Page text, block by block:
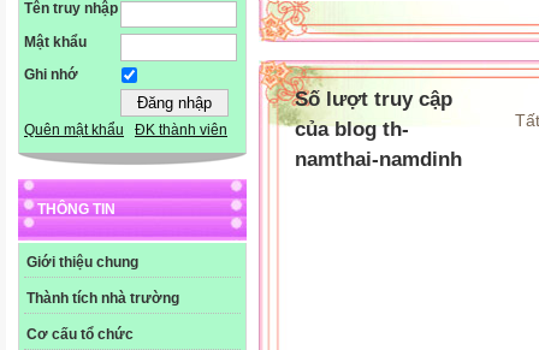
Tên truy nhập
Mật khẩu
Ghi nhớ
Quên mật khẩu ĐK thành viên
THÔNG TIN
Giới thiệu chung
Thành tích nhà trường
Cơ cấu tổ chức
Số lượt truy cập
của blog th-
namthai-namdinh